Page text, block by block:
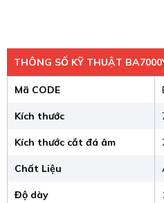
PVD) nhẹ nhàng tạo
và sang trọng.
Lắp Đặt Linh Hoạt
theo các phụ kiện bếp đi
không gian và công
Lỗ Thoát Tràn Tích Hợp
THÔNG SỐ KỸ THUẬT
Mã CODE
Kích thước
Kích thước cắt đá âm
Chất Liệu
Độ dày